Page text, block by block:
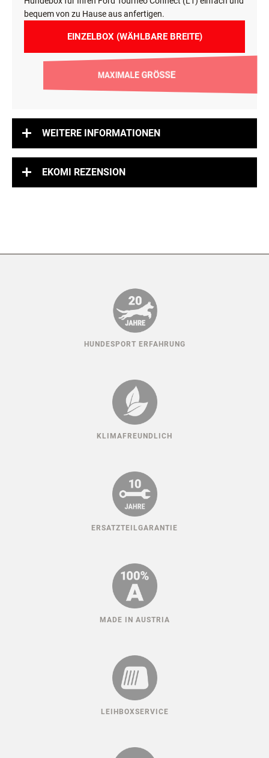
bequem von zu Hause aus anfertigen.
EINZELBOX (WÄHLBARE BREITE)
MAXIMALE GRÖSSE
WEITERE INFORMATIONEN
EKOMI REZENSION
HUNDESPORT ERFAHRUNG
KLIMAFREUNDLICH
ERSATZTEILGARANTIE
MADE IN AUSTRIA
LEIHBOXSERVICE